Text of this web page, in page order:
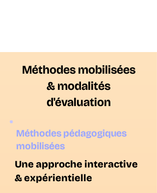
Méthodes mobilisées
& modalités
d'évaluation
Méthodes pédagogiques
mobilisées
Une approche interactive
& expérientielle